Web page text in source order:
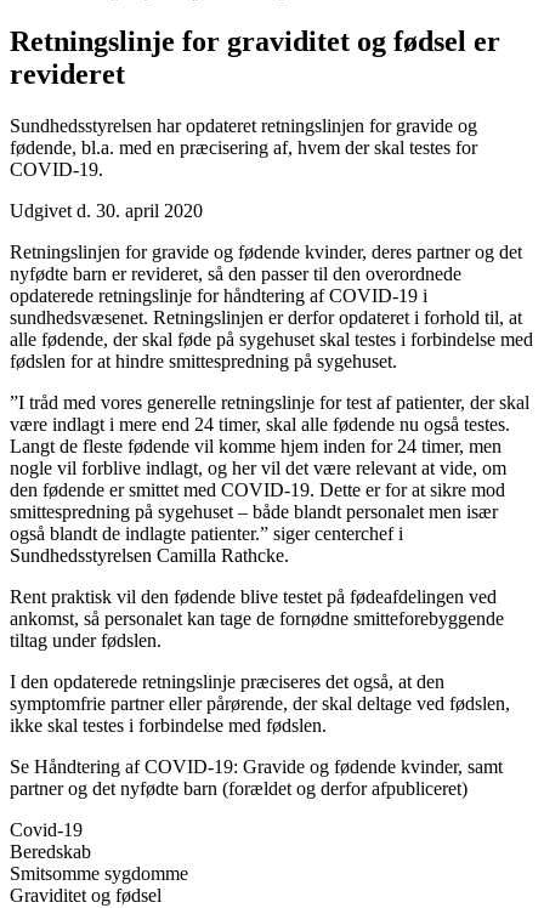
Retningslinje for graviditet og fødsel er
revideret
Sundhedsstyrelsen har opdateret retningslinjen for gravide og
fødende, bl.a. med en præcisering af, hvem der skal testes for
COVID-19.
Udgivet d. 30. april 2020
Retningslinjen for gravide og fødende kvinder, deres partner og det
nyfødte barn er revideret, så den passer til den overordnede
opdaterede retningslinje for håndtering af COVID-19 i
sundhedsvæsenet. Retningslinjen er derfor opdateret i forhold til, at
alle fødende, der skal føde på sygehuset skal testes i forbindelse med
fødslen for at hindre smittespredning på sygehuset.
”I tråd med vores generelle retningslinje for test af patienter, der skal
være indlagt i mere end 24 timer, skal alle fødende nu også testes.
Langt de fleste fødende vil komme hjem inden for 24 timer, men
nogle vil forblive indlagt, og her vil det være relevant at vide, om
den fødende er smittet med COVID-19. Dette er for at sikre mod
smittespredning på sygehuset – både blandt personalet men især
også blandt de indlagte patienter.” siger centerchef i
Sundhedsstyrelsen Camilla Rathcke.
Rent praktisk vil den fødende blive testet på fødeafdelingen ved
ankomst, så personalet kan tage de fornødne smitteforebyggende
tiltag under fødslen.
I den opdaterede retningslinje præciseres det også, at den
symptomfrie partner eller pårørende, der skal deltage ved fødslen,
ikke skal testes i forbindelse med fødslen.
Se Håndtering af COVID-19: Gravide og fødende kvinder, samt
partner og det nyfødte barn (forældet og derfor afpubliceret)
Covid-19
Beredskab
Smitsomme sygdomme
Graviditet og fødsel